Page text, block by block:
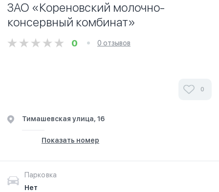
ЗАО «Кореновский молочно-
консервный комбинат»
0 0 отзывов
0
Тимашевская улица, 16
Показать номер
Парковка
Нет